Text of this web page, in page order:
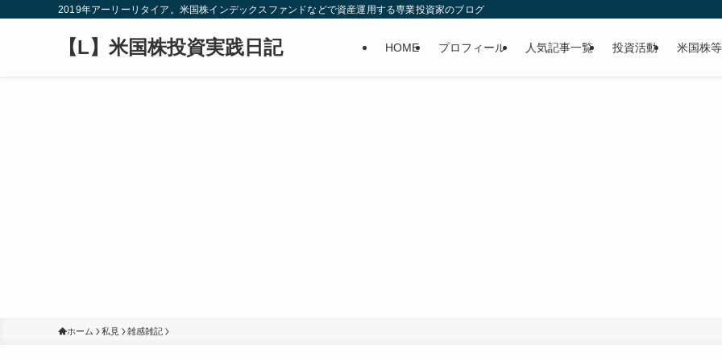
2019年アーリーリタイア。米国株インデックスファンドなどで資産運用する専業投資家のブログ
【L】米国株投資実践日記 HOME プロフィール 人気記事一覧 投資活動 米国株
ホーム 私見 雑感雑記